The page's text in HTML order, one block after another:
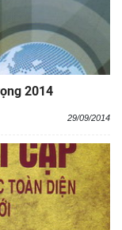
2014
29/09/2014